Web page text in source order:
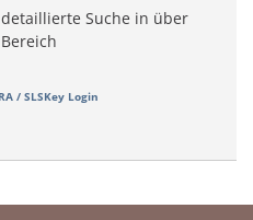
Suche in über
/ SLSKey Login